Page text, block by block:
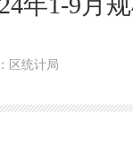
区统计局